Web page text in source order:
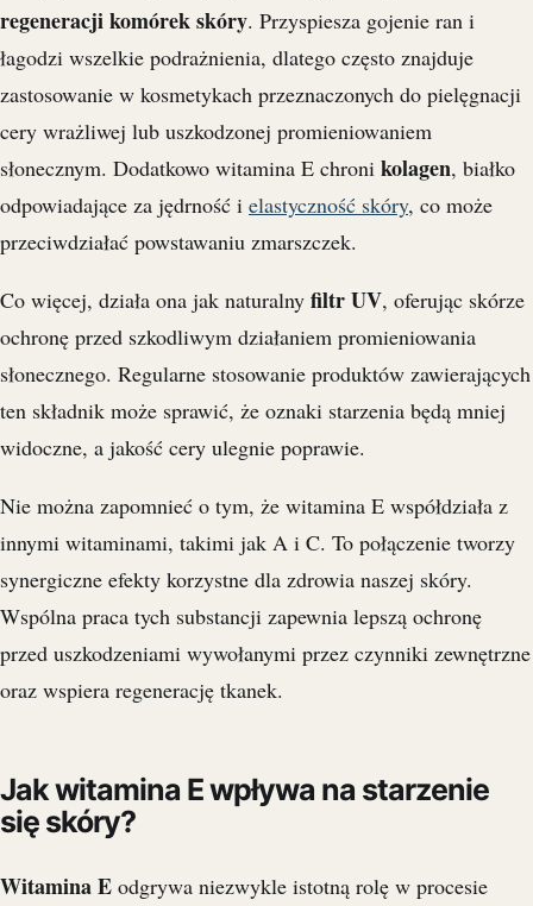
regeneracji komórek skóry. Przyspiesza gojenie ran i
łagodzi wszelkie podrażnienia, dlatego często znajduje
zastosowanie w kosmetykach przeznaczonych do pielęgnacji
cery wrażliwej lub uszkodzonej promieniowaniem
słonecznym. Dodatkowo witamina E chroni kolagen, białko
odpowiadające za jędrność i elastyczność skóry, co może
przeciwdziałać powstawaniu zmarszczek.
Co więcej, działa ona jak naturalny filtr UV, oferując skórze
ochronę przed szkodliwym działaniem promieniowania
słonecznego. Regularne stosowanie produktów zawierających
ten składnik może sprawić, że oznaki starzenia będą mniej
widoczne, a jakość cery ulegnie poprawie.
Nie można zapomnieć o tym, że witamina E współdziała z
innymi witaminami, takimi jak A i C. To połączenie tworzy
synergiczne efekty korzystne dla zdrowia naszej skóry.
Wspólna praca tych substancji zapewnia lepszą ochronę
przed uszkodzeniami wywołanymi przez czynniki zewnętrzne
oraz wspiera regenerację tkanek.
Jak witamina E wpływa na starzenie
się skóry?
Witamina E odgrywa niezwykle istotną rolę w procesie